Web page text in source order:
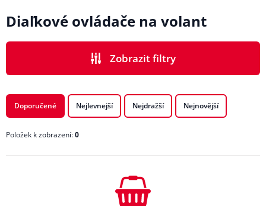
Diaľkové ovládače na volant
Zobrazit filtry
Doporučené Nejlevnejší Nejdražší Nejnovější
Položek k zobrazení:0